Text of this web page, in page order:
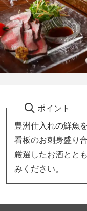
ポイント
豊洲仕入れの鮮魚
看板のお刺身盛り
厳選したお酒とと
みください。